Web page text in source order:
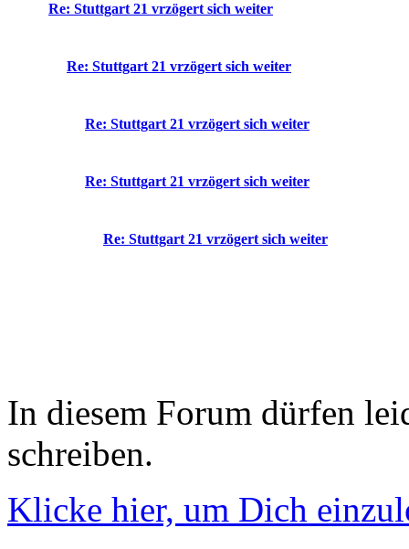
Re: Stuttgart 21 vrzögert sich weiter
Re: Stuttgart 21 vrzögert sich weiter
Re: Stuttgart 21 vrzögert sich weiter
Re: Stuttgart 21 vrzögert sich weiter
Re: Stuttgart 21 vrzögert sich weiter
In diesem Forum dürfen
schreiben.
Klicke hier, um Dich